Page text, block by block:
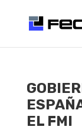
EL FMI